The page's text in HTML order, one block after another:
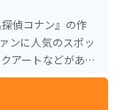
偵コナン』の作
ンに人気のスポッ
山剛昌ふるさと館
の世界観をより深